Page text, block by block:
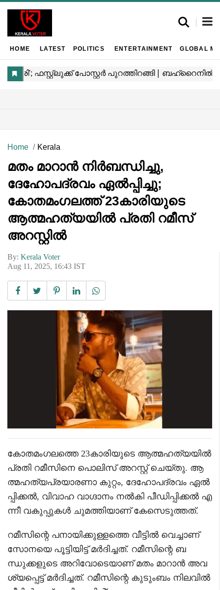
HOME LATEST POLITICS ENTERTAINMENT GLOBAL
Home Kerala
മതം മാറാൻ നിർബന്ധിച്ചു,
ദേഹോപദ്രവം ഏൽപ്പിച്ചു;
കോതമംഗലത്ത് 23കാരിയുടെ
ആത്മഹത്യയിൽ പ്രതി റമീസ്
അറസ്റ്റിൽ
By: Kerala Voter
Aug 11, 2025, 16:43 IST
കോതമംഗലത്തെ 23കാരിയുടെ ആത്മഹത്യയിൽ
പ്രതി റമീസിനെ പൊലിസ് അറസ്റ്റ് ചെയ്തു. ആ
ത്മഹത്യപ്രയാരണാ കുറ്റം, ദേഹോപദ്രവം ഏൽ
പ്പിക്കൽ, വിവാഹ വാഗ്ദാനം നൽകി പീഡിപ്പിക്കൽ എ
ന്നീ വകുപ്പുകൾ ചുമത്തിയാണ് കേസെടുത്തത്.
റമീസിന്റെ പനായിക്കുള്ളത്തെ വീട്ടിൽ വെച്ചാണ്
സോനയെ പൂട്ടിയിട്ട് മർദിച്ചത്. റമീസിന്റെ ബ
ന്ധുക്കളുടെ അറിവോടെയാണ് മതം മാറാൻ അവ
ശ്യപ്പെട്ട് മർദിച്ചത്. റമീസിന്റെ കുടുംബം നിലവിൽ